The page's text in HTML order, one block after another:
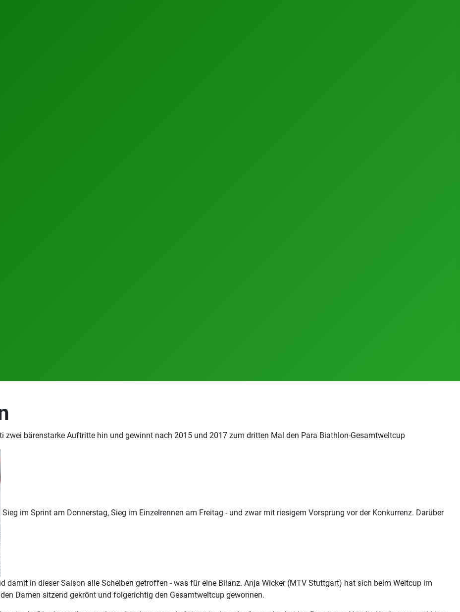
zwei bärenstarke Auftritte hin und gewinnt nach 2015 und 2017 zum dritten Mal den Para Biathlon-Gesamtweltcup
Sieg im Sprint am Donnerstag, Sieg im Einzelrennen am Freitag - und zwar mit riesigem Vorsprung vor der Konkurrenz. Darüber
damit in dieser Saison alle Scheiben getroffen - was für eine Bilanz. Anja Wicker (MTV Stuttgart) hat sich beim Weltcup im
Damen sitzend gekrönt und folgerichtig den Gesamtweltcup gewonnen.